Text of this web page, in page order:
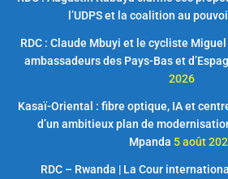
l’UDPS et la coalition au
RDC : Claude Mbuyi et le cycliste
ambassadeurs des Pays-Bas et
2026
Kasaï-Oriental : fibre optique, IA et
d’un ambitieux plan de
Mpanda 5 août
RDC – Rwanda | La Cour